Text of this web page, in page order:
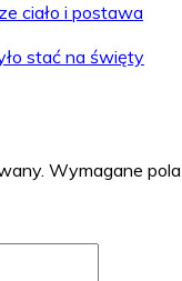
ciało i postawa
stać na święty
Wymagane pola